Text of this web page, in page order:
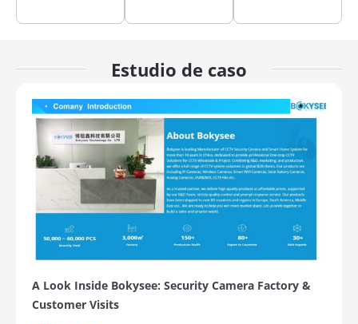
Estudio de caso
A Look Inside Bokysee: Security Camera Factory &
Customer Visits